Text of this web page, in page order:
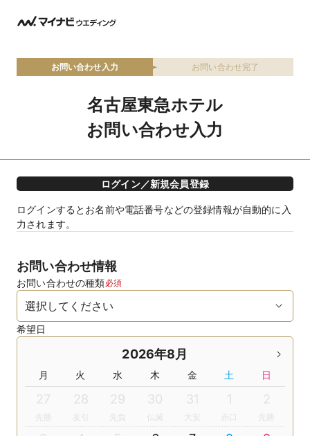
お問い合わせ入力 お問い合わせ完了
名古屋東急ホテル
お問い合わせ入力
ログイン／新規会員登録
ログインするとお名前や電話番号などの登録情報が自動的に入
力されます。
お問い合わせ情報
お問い合わせの種類必須
希望日
2026年8月
月 火 水 木 金 土 日
27 28
友引
29
先負
30
仏滅
31
大安
1 2